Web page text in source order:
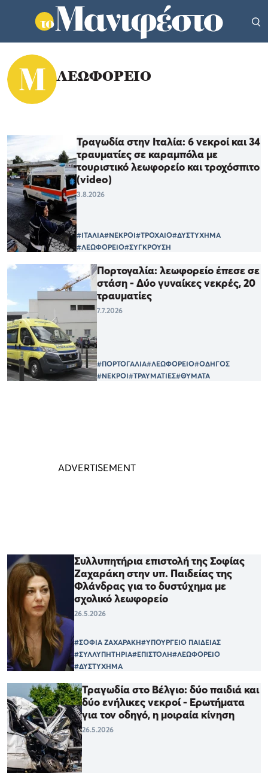
ΛΕΩΦΟΡΕΙΟ
Τραγωδία στην Ιταλία: 6 νεκροί και 34
τραυματίες σε καραμπόλα με
τουριστικό λεωφορείο και τροχόσπιτο
(video)
3.8.2026
#ΙΤΑΛΙΑ#ΝΕΚΡΟΙ#ΤΡΟΧΑΙΟ#ΔΥΣΤΥΧΗΜΑ
#ΛΕΩΦΟΡΕΙΟ#ΣΥΓΚΡΟΥΣΗ
Πορτογαλία: λεωφορείο έπεσε σε
στάση - Δύο γυναίκες νεκρές, 20
τραυματίες
7.7.2026
#ΠΟΡΤΟΓΑΛΙΑ#ΛΕΩΦΟΡΕΙΟ#ΟΔΗΓΟΣ
#ΝΕΚΡΟΙ#ΤΡΑΥΜΑΤΙΕΣ#ΘΥΜΑΤΑ
Συλλυπητήρια επιστολή της Σοφίας
Ζαχαράκη στην υπ. Παιδείας της
Φλάνδρας για το δυστύχημα με
σχολικό λεωφορείο
26.5.2026
#ΣΟΦΙΑ ΖΑΧΑΡΑΚΗ#ΥΠΟΥΡΓΕΙΟ ΠΑΙΔΕΙΑΣ
#ΣΥΛΛΥΠΗΤΗΡΙΑ#ΕΠΙΣΤΟΛΗ#ΛΕΩΦΟΡΕΙΟ
#ΔΥΣΤΥΧΗΜΑ
Τραγωδία στο Βέλγιο: δύο παιδιά και
δύο ενήλικες νεκροί - Ερωτήματα
για τον οδηγό, η μοιραία κίνηση
26.5.2026